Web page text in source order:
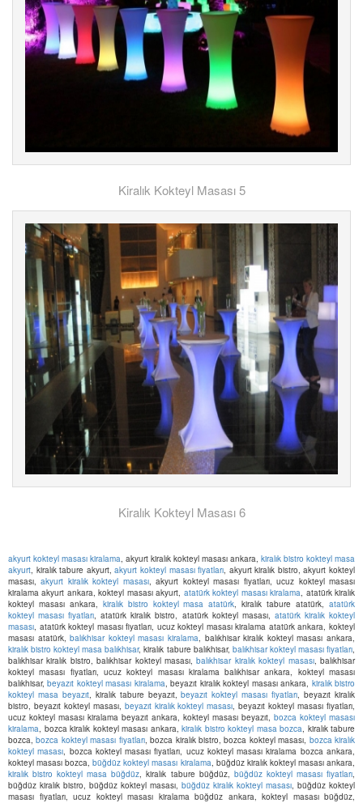
Kiralık Kokteyl Masası 5
Kiralık Kokteyl Masası 6
akyurt kokteyl masası kiralama, akyurt kiralık kokteyl masası ankara, kiralık bistro kokteyl masa
akyurt, kiralık tabure akyurt,akyurt kokteyl masası fiyatları, akyurt kiralık bistro, akyurt kokteyl
masası,akyurt kiralık kokteyl masası, akyurt kokteyl masası fiyatları, ucuz kokteyl masası
kiralama akyurt ankara, kokteyl masası akyurt, atatürk kokteyl masası kiralama, atatürk kiralık
kokteyl masası ankara, kiralık bistro kokteyl masa atatürk, kiralık tabure atatürk,atatürk
kokteyl masası fiyatları, atatürk kiralık bistro, atatürk kokteyl masası, atatürk kiralık kokteyl
masası, atatürk kokteyl masası fiyatları, ucuz kokteyl masası kiralama atatürk ankara, kokteyl
masası atatürk,balıkhisar kokteyl masası kiralama, balıkhisar kiralık kokteyl masası ankara,
kiralık bistro kokteyl masa balıkhisar, kiralık tabure balıkhisar, balıkhisar kokteyl masası fiyatları,
balıkhisar kiralık bistro, balıkhisar kokteyl masası,balıkhisar kiralık kokteyl masası, balıkhisar
kokteyl masası fiyatları, ucuz kokteyl masası kiralama balıkhisar ankara, kokteyl masası
balıkhisar,beyazıt kokteyl masası kiralama, beyazıt kiralık kokteyl masası ankara, kiralık bistro
kokteyl masa beyazıt, kiralık tabure beyazıt,beyazıt kokteyl masası fiyatları, beyazıt kiralık
bistro, beyazıt kokteyl masası, beyazıt kiralık kokteyl masası, beyazıt kokteyl masası fiyatları,
ucuz kokteyl masası kiralama beyazıt ankara, kokteyl masası beyazıt, bozca kokteyl masası
kiralama, bozca kiralık kokteyl masası ankara, kiralık bistro kokteyl masa bozca, kiralık tabure
bozca,bozca kokteyl masası fiyatları, bozca kiralık bistro, bozca kokteyl masası, bozca kiralık
kokteyl masası, bozca kokteyl masası fiyatları, ucuz kokteyl masası kiralama bozca ankara,
kokteyl masası bozca,büğdüz kokteyl masası kiralama, büğdüz kiralık kokteyl masası ankara,
kiralık bistro kokteyl masa büğdüz, kiralık tabure büğdüz, büğdüz kokteyl masası fiyatları,
büğdüz kiralık bistro, büğdüz kokteyl masası, büğdüz kiralık kokteyl masası, büğdüz kokteyl
masası fiyatları, ucuz kokteyl masası kiralama büğdüz ankara, kokteyl masası büğdüz,